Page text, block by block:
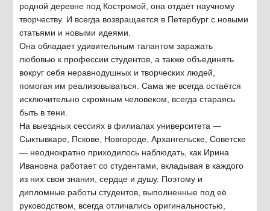
родной деревне под Костромой, она отдаёт научному
творчеству. И всегда возвращается в Петербург с новыми
статьями и новыми идеями.
Она обладает удивительным талантом заражать
любовью к профессии студентов, а также объединять
вокруг себя неравнодушных и творческих людей,
помогая им реализовываться. Сама же всегда остаётся
исключительно скромным человеком, всегда стараясь
быть в тени.
На выездных сессиях в филиалах университета —
Сыктывкаре, Пскове, Новгороде, Архангельске, Советске
— неоднократно приходилось наблюдать, как Ирина
Ивановна работает со студентами, вкладывая в каждого
из них свои знания, сердце и душу. Поэтому и
дипломные работы студентов, выполненные под её
руководством, всегда отличались оригинальностью,